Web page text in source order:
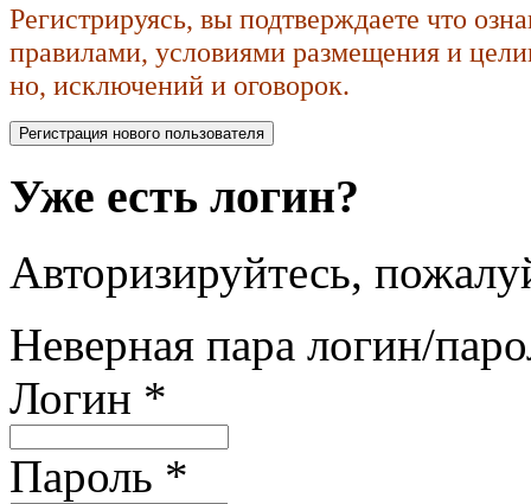
Регистрируясь, вы подтверждаете что
правилами, условиями размещения и
но, исключений и оговорок.
Уже есть логин?
Авторизируйтесь,
Неверная пара логин/
Логин *
Пароль *